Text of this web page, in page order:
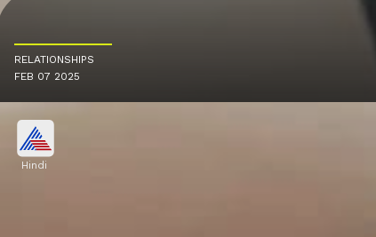
RELATIONSHIPS
FEB 07 2025
Hindi